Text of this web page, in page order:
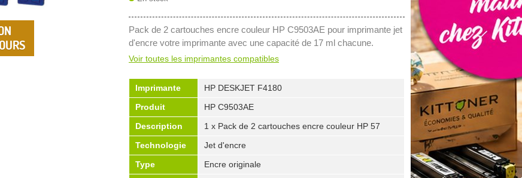
Pack de 2 cartouches encre couleur HP C9503AE pour imprimante jet
d'encre votre imprimante avec une capacité de 17 ml chacune.
Voir toutes les imprimantes compatibles
Imprimante
HP DESKJET F4180
Produit
HP C9503AE
Description
1 x Pack de 2 cartouches encre couleur HP 57
Technologie
Jet d'encre
Type
Encre originale